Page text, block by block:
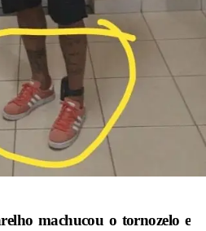
machucou o tornozelo e